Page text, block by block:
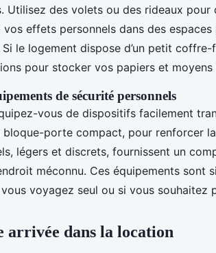
Utilisez des volets ou des rideaux pour
vos effets personnels dans des
Si le logement dispose d’un petit
pour stocker vos papiers et moyens
de sécurité personnels
vous de dispositifs facilement
bloque-porte compact, pour renforcer
légers et discrets, fournissent un
méconnu. Ces équipements sont
vous voyagez seul ou si vous souhaitez
arrivée dans la location